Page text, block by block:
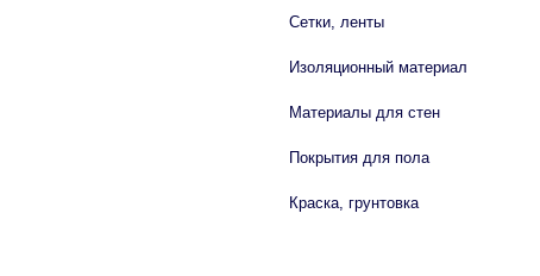
Сетки, ленты
Изоляционный материал
Материалы для стен
Покрытия для пола
Краска, грунтовка